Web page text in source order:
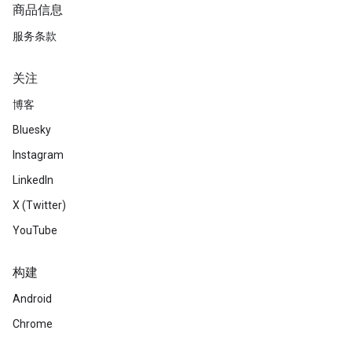
商品信息
服务条款
关注
博客
Bluesky
Instagram
LinkedIn
X (Twitter)
YouTube
构建
Android
Chrome